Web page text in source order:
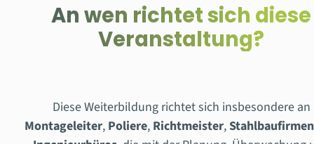
An wen richtet sich diese
Veranstaltung?
Diese Weiterbildung richtet sich insbesondere an
Montageleiter, Poliere, Richtmeister,